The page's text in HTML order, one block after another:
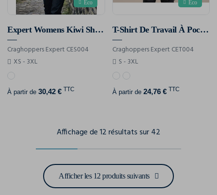
Eco
Expert Womens Kiwi Short Sleeved Shirt
Craghoppers Expert CES004
XS - 3XL
À partir de 30,42 € TTC
Eco
T-Shirt De Travail À Poche Wakefield
Craghoppers Expert CET004
S - 3XL
À partir de 24,76 € TTC
Affichage de 12 résultats sur 42
Afficher les 12 produits suivants